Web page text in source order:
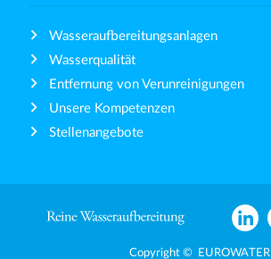
Wasseraufbereitungsanlagen
Wasserqualität
Entfernung von Verunreinigungen
Unsere Kompetenzen
Stellenangebote
Copyright © EUROWATER